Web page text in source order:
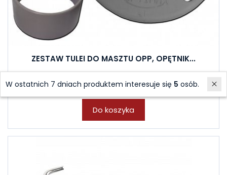
ZESTAW TULEI DO MASZTU OPP, OPĘTNIK...
Sklep stacjonarny: 1 szt.
89,00 zł
Do koszyka
W ostatnich 7 dniach produktem interesuje się 5 osób.